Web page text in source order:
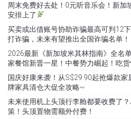
周末免费好去处！0元听音乐会！新加
安排上了
买卖或出借账号协助诈骗最高可判12
打诈骗，未来有望推出全国诈骗名单！
2026最新《新加坡米其林指南》全名
家餐馆新晋一星！中餐势力崛起！吃货
国庆好康来袭！从S$29.90起抢爆款
牌家具清仓大促全攻略~
未来使用机上头顶行李舱都要收费了
策！头顶置物需额外付费！